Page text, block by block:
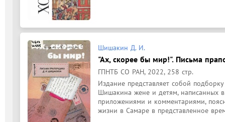
Шишакин Д. И.
"Ах, скорее бы мир!". Письма
ГПНТБ СО РАН, 2022, 258 стр.
Издание представляет собой
Шишакина жене и детям, написанных
приложениями и комментариями,
жизни в Самаре в представленное